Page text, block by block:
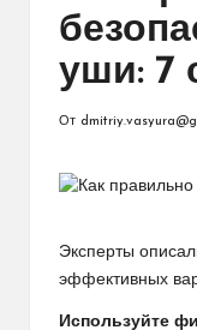
уши: 7
От
Эксперты
эффективных
Используйте